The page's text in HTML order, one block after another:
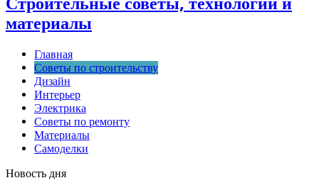
материалы
Главная
Советы по строительству
Дизайн
Интерьер
Электрика
Советы по ремонту
Материалы
Самоделки
Новость дня